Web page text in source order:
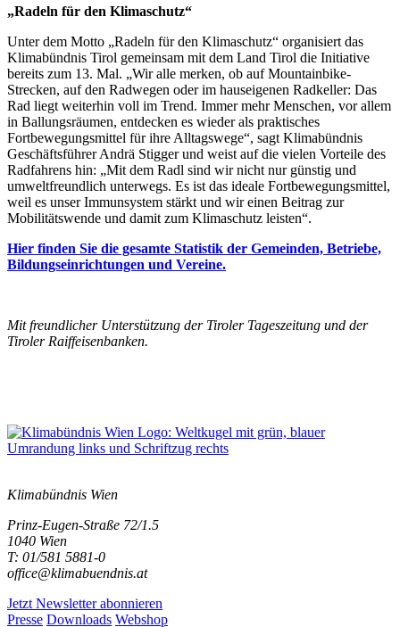
„Radeln für den Klimaschutz“
Unter dem Motto „Radeln für den Klimaschutz“ organisiert das
Klimabündnis Tirol gemeinsam mit dem Land Tirol die Initiative
bereits zum 13. Mal. „Wir alle merken, ob auf Mountainbike-
Strecken, auf den Radwegen oder im hauseigenen Radkeller: Das
Rad liegt weiterhin voll im Trend. Immer mehr Menschen, vor allem
in Ballungsräumen, entdecken es wieder als praktisches
Fortbewegungsmittel für ihre Alltagswege“, sagt Klimabündnis
Geschäftsführer Andrä Stigger und weist auf die vielen Vorteile des
Radfahrens hin: „Mit dem Radl sind wir nicht nur günstig und
umweltfreundlich unterwegs. Es ist das ideale Fortbewegungsmittel,
weil es unser Immunsystem stärkt und wir einen Beitrag zur
Mobilitätswende und damit zum Klimaschutz leisten“.
Hier finden Sie die gesamte Statistik der Gemeinden, Betriebe,
Bildungseinrichtungen und Vereine.
Mit freundlicher Unterstützung der Tiroler Tageszeitung und der
Tiroler Raiffeisenbanken.
Klimabündnis Wien
Prinz-Eugen-Straße 72/1.5
1040 Wien
T: 01/581 5881-0
office@klimabuendnis.at
Jetzt Newsletter abonnieren
Presse Downloads Webshop